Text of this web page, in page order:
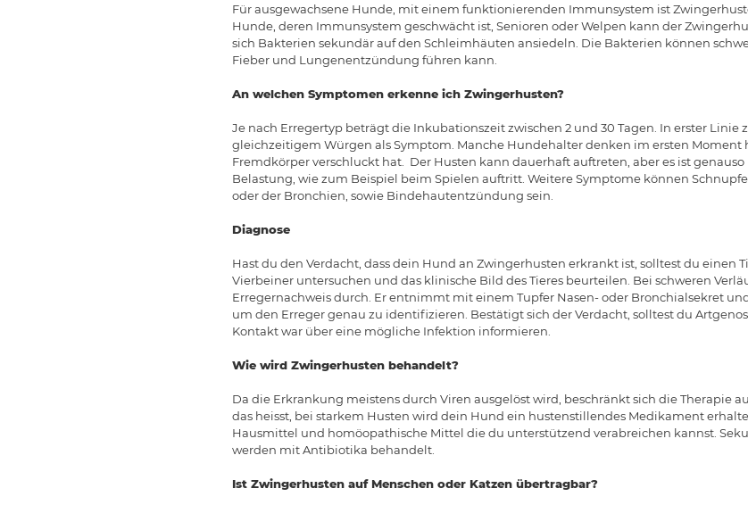
Für ausgewachsene Hunde, mit einem funktionierenden Immunsystem ist
Hunde, deren Immunsystem geschwächt ist, Senioren oder Welpen kann der
sich Bakterien sekundär auf den Schleimhäuten ansiedeln. Die Bakterien können
Fieber und Lungenentzündung führen kann.
An welchen Symptomen erkenne ich Zwingerhusten?
Je nach Erregertyp beträgt die Inkubationszeit zwischen 2 und 30 Tagen. In erster Linie
gleichzeitigem Würgen als Symptom. Manche Hundehalter denken im ersten Moment
Fremdkörper verschluckt hat. Der Husten kann dauerhaft auftreten, aber es ist
Belastung, wie zum Beispiel beim Spielen auftritt. Weitere Symptome können
oder der Bronchien, sowie Bindehautentzündung sein.
Diagnose
Hast du den Verdacht, dass dein Hund an Zwingerhusten erkrankt ist, solltest du einen
Vierbeiner untersuchen und das klinische Bild des Tieres beurteilen. Bei schweren
Erregernachweis durch. Er entnimmt mit einem Tupfer Nasen- oder Bronchialsekret
um den Erreger genau zu identifizieren. Bestätigt sich der Verdacht, solltest du
Kontakt war über eine mögliche Infektion informieren.
Wie wird Zwingerhusten behandelt?
Da die Erkrankung meistens durch Viren ausgelöst wird, beschränkt sich die Therapie
das heisst, bei starkem Husten wird dein Hund ein hustenstillendes Medikament
Hausmittel und homöopathische Mittel die du unterstützend verabreichen kannst.
werden mit Antibiotika behandelt.
Ist Zwingerhusten auf Menschen oder Katzen übertragbar?